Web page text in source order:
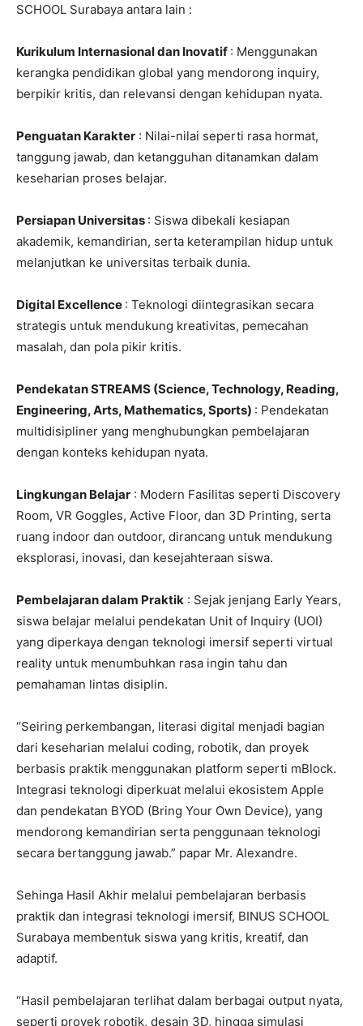
SCHOOL Surabaya antara lain :
Kurikulum Internasional dan Inovatif : Menggunakan
kerangka pendidikan global yang mendorong inquiry,
berpikir kritis, dan relevansi dengan kehidupan nyata.
Penguatan Karakter : Nilai-nilai seperti rasa hormat,
tanggung jawab, dan ketangguhan ditanamkan dalam
keseharian proses belajar.
Persiapan Universitas : Siswa dibekali kesiapan
akademik, kemandirian, serta keterampilan hidup untuk
melanjutkan ke universitas terbaik dunia.
Digital Excellence : Teknologi diintegrasikan secara
strategis untuk mendukung kreativitas, pemecahan
masalah, dan pola pikir kritis.
Pendekatan STREAMS (Science, Technology, Reading,
Engineering, Arts, Mathematics, Sports) : Pendekatan
multidisipliner yang menghubungkan pembelajaran
dengan konteks kehidupan nyata.
Lingkungan Belajar : Modern Fasilitas seperti Discovery
Room, VR Goggles, Active Floor, dan 3D Printing, serta
ruang indoor dan outdoor, dirancang untuk mendukung
eksplorasi, inovasi, dan kesejahteraan siswa.
Pembelajaran dalam Praktik : Sejak jenjang Early Years,
siswa belajar melalui pendekatan Unit of Inquiry (UOI)
yang diperkaya dengan teknologi imersif seperti virtual
reality untuk menumbuhkan rasa ingin tahu dan
pemahaman lintas disiplin.
“Seiring perkembangan, literasi digital menjadi bagian
dari keseharian melalui coding, robotik, dan proyek
berbasis praktik menggunakan platform seperti mBlock.
Integrasi teknologi diperkuat melalui ekosistem Apple
dan pendekatan BYOD (Bring Your Own Device), yang
mendorong kemandirian serta penggunaan teknologi
secara bertanggung jawab.” papar Mr. Alexandre.
Sehinga Hasil Akhir melalui pembelajaran berbasis
praktik dan integrasi teknologi imersif, BINUS SCHOOL
Surabaya membentuk siswa yang kritis, kreatif, dan
adaptif.
“Hasil pembelajaran terlihat dalam berbagai output nyata,
seperti proyek robotik, desain 3D, hingga simulasi